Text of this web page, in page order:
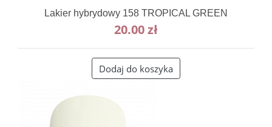
Lakier hybrydowy 158 TROPICAL GREEN
20.00zł
Dodaj do koszyka